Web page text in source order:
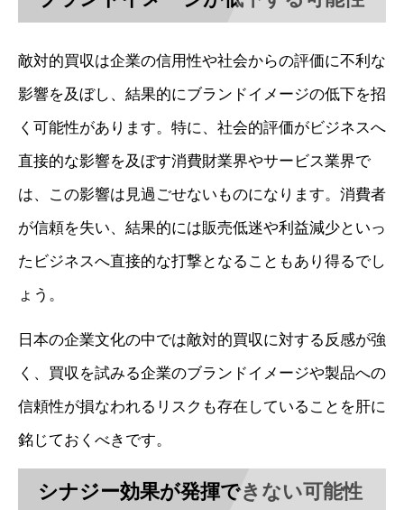
敵対的買収は企業の信用性や社会からの評価に不利な
影響を及ぼし、結果的にブランドイメージの低下を招
く可能性があります。特に、社会的評価がビジネスへ
直接的な影響を及ぼす消費財業界やサービス業界で
は、この影響は見過ごせないものになります。消費者
が信頼を失い、結果的には販売低迷や利益減少といっ
たビジネスへ直接的な打撃となることもあり得るでし
ょう。
日本の企業文化の中では敵対的買収に対する反感が強
く、買収を試みる企業のブランドイメージや製品への
信頼性が損なわれるリスクも存在していることを肝に
銘じておくべきです。
シナジー効果が発揮できない可能性